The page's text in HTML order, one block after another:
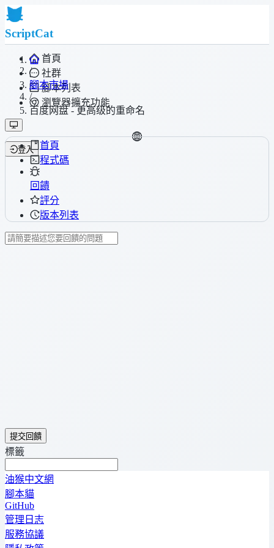
ScriptCat
首頁
社群
腳本列表
瀏覽器擴充功能
登入
/
腳本市場
/
百度网盘 - 更高级的重命名
首頁
程式碼
回饋
評分
版本列表
提交回饋
標籤
油猴中文網
腳本貓
GitHub
管理日志
服務協議